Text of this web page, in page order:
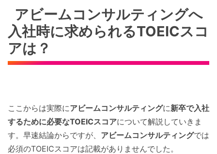
アビームコンサルティングへ
入社時に求められるTOEICスコ
アは？
ここからは実際にアビームコンサルティングに新卒で入社
するために必要なTOEICスコアについて解説していきま
す。早速結論からですが、 アビームコンサルティングでは
必須のTOEICスコアは記載がありませんでした。